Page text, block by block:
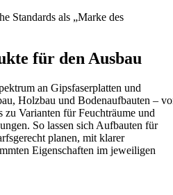
Standards als „Marke des
für den Ausbau
an Gipsfaserplatten und
Holzbau und Bodenaufbauten –
zu Varianten für Feuchträume und
So lassen sich Aufbauten für
planen, mit klarer
Eigenschaften im jeweiligen